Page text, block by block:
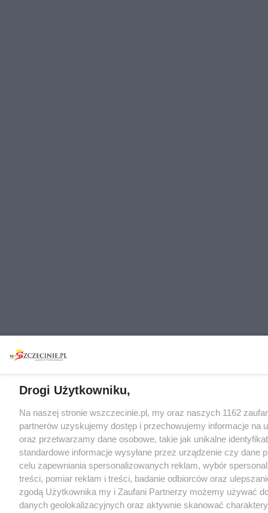
Drogi Użytkowniku,
Na naszej stronie wszczecinie.pl, my oraz naszych 1162
partnerów uzyskujemy dostęp i przechowujemy informacje na
oraz przetwarzamy dane osobowe, takie jak unikalne
standardowe informacje wysyłane przez urządzenie czy dane
celu zapewniania spersonalizowanych reklam, wybór
treści, pomiar reklam i treści, badanie odbiorców oraz
zgodą Użytkownika my i Zaufani Partnerzy możemy używać
danych geolokalizacyjnych oraz aktywnie skanować